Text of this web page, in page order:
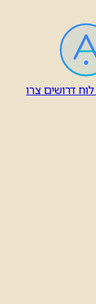
לוח דרושיםצרו